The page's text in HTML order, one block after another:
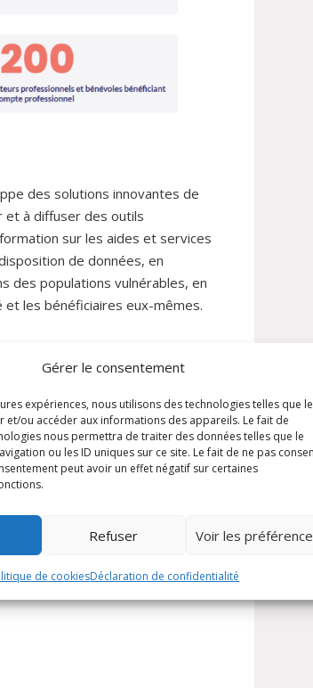
Gérer le consentement
expériences, nous utilisons des technologies telles que
et/ou accéder aux informations des appareils. Le fait de
nous permettra de traiter des données telles que le
ou les ID uniques sur ce site. Le fait de ne pas
peut avoir un effet négatif sur certaines
Refuser Voir les
de cookiesDéclaration de confidentialité
des solutions innovantes de
et à diffuser des outils
sur les aides et services
de données, en
des populations vulnérables, en
les bénéficiaires eux-mêmes.
sur Soliguide